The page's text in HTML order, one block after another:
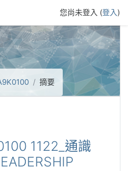
您尚未登入 (登入)
摘要
1122_通識